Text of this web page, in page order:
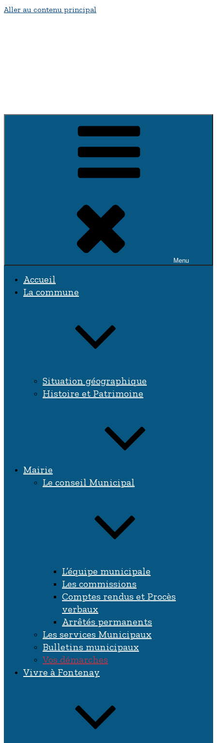
Aller au contenu principal
Menu
Accueil
La commune
Situation géographique
Histoire et Patrimoine
Mairie
Le conseil Municipal
L’équipe municipale
Les commissions
Comptes rendus et Procès
verbaux
Arrêtés permanents
Les services Municipaux
Bulletins municipaux
Vos démarches
Vivre à Fontenay